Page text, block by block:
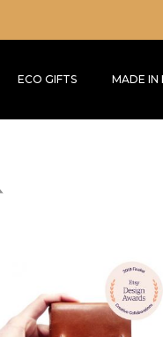
ECO GIFTS MADE IN